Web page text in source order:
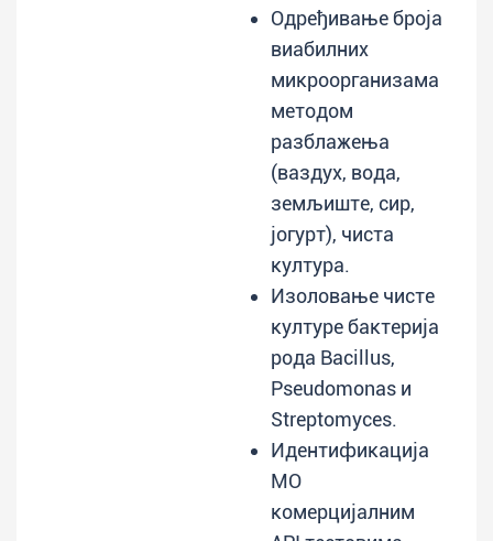
Одређивање броја
виабилних
микроорганизама
методом
разблажења
(ваздух, вода,
земљиште, сир,
јогурт), чиста
култура.
Изоловање чисте
културе бактерија
рода Bacillus,
Pseudomonas и
Streptomyces.
Идентификација
МО
комерцијалним